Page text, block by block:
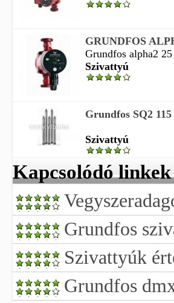
GRUNDFOS
Grundfos alpha2
Szivattyú
Grundfos SQ2
Szivattyú
Kapcsolódó linkek
Grundfos
Szivattyúk
Grundfos